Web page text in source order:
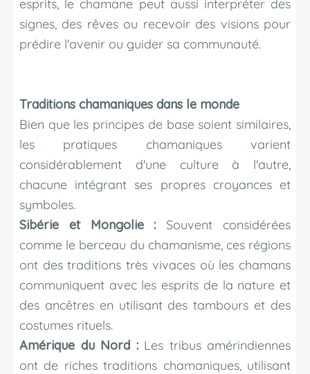
esprits, le chamane peut aussi interpréter des
signes, des rêves ou recevoir des visions pour
prédire l'avenir ou guider sa communauté.
Traditions chamaniques dans le monde
Bien que les principes de base soient similaires,
les pratiques chamaniques varient
considérablement d'une culture à l'autre,
chacune intégrant ses propres croyances et
symboles.
Sibérie et Mongolie : Souvent considérées
comme le berceau du chamanisme, ces régions
ont des traditions très vivaces où les chamans
communiquent avec les esprits de la nature et
des ancêtres en utilisant des tambours et des
costumes rituels.
Amérique du Nord :Les tribus amérindiennes
ont de riches traditions chamaniques, utilisant